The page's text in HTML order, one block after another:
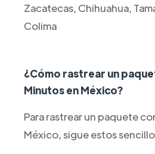
Zacatecas, Chihuahua,
Colima
¿Cómo rastrear un
Minutos en México?
Para rastrear un paquete
México, sigue estos